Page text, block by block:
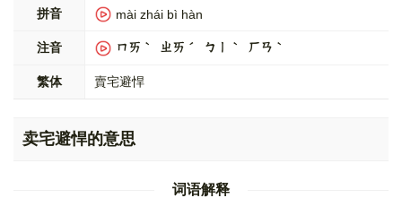
拼音 mài zhái bì hàn
注音 ㄇㄞˋ ㄓㄞˊ ㄅㄧˋ ㄏㄢˋ
繁体 賣宅避悍
卖宅避悍的意思
词语解释